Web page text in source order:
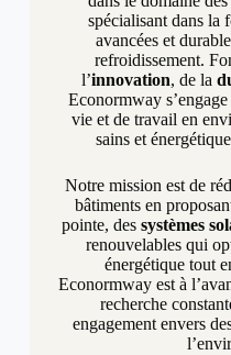
spécialisant dans la
avancées et
refroidissement.
l’innovation, de la
Econormway
vie et de travail en
sains et
Notre mission est de
bâtiments en
pointe, des systèmes
renouvelables qui
énergétique tout
Econormway est à
recherche
engagement envers